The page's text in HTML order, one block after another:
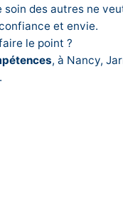
des autres ne
et envie.
le point ?
, à Nancy,